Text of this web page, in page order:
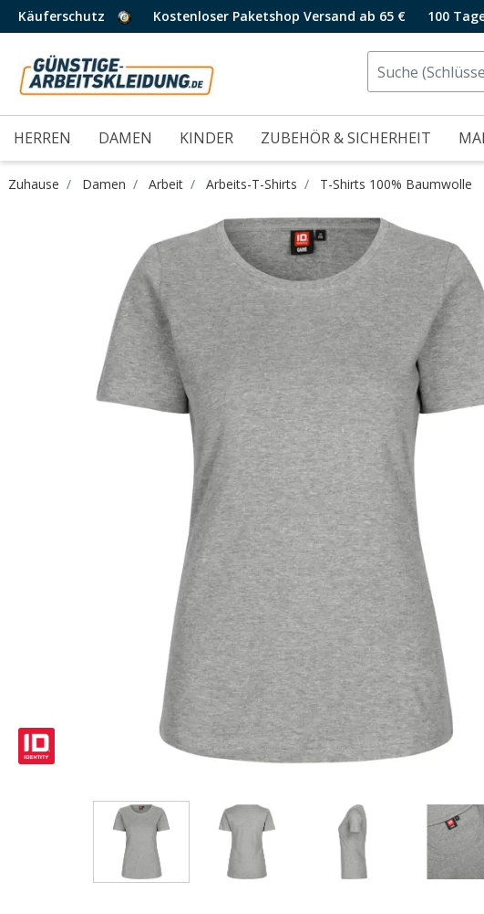
Käuferschutz Kostenloser Paketshop Versand ab 65 € 100
HERREN DAMEN KINDER ZUBEHÖR & SICHERHEIT
Zuhause Damen Arbeit Arbeits-T-Shirts T-Shirts 100% Baumwolle